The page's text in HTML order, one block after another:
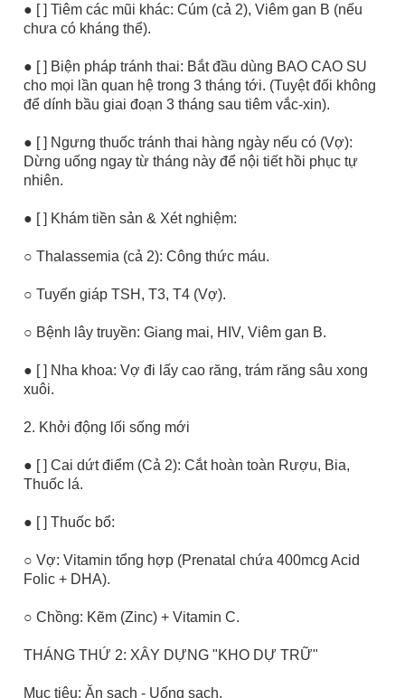
● [ ] Tiêm các mũi khác: Cúm (cả 2), Viêm gan B (nếu
chưa có kháng thể).
● [ ] Biện pháp tránh thai: Bắt đầu dùng BAO CAO SU
cho mọi lần quan hệ trong 3 tháng tới. (Tuyệt đối không
để dính bầu giai đoạn 3 tháng sau tiêm vắc-xin).
● [ ] Ngưng thuốc tránh thai hàng ngày nếu có (Vợ):
Dừng uống ngay từ tháng này để nội tiết hồi phục tự
nhiên.
● [ ] Khám tiền sản & Xét nghiệm:
○ Thalassemia (cả 2): Công thức máu.
○ Tuyến giáp TSH, T3, T4 (Vợ).
○ Bệnh lây truyền: Giang mai, HIV, Viêm gan B.
● [ ] Nha khoa: Vợ đi lấy cao răng, trám răng sâu xong
xuôi.
2. Khởi động lối sống mới
● [ ] Cai dứt điểm (Cả 2): Cắt hoàn toàn Rượu, Bia,
Thuốc lá.
● [ ] Thuốc bổ:
○ Vợ: Vitamin tổng hợp (Prenatal chứa 400mcg Acid
Folic + DHA).
○ Chồng: Kẽm (Zinc) + Vitamin C.
THÁNG THỨ 2: XÂY DỰNG "KHO DỰ TRỮ"
Mục tiêu: Ăn sạch - Uống sạch.